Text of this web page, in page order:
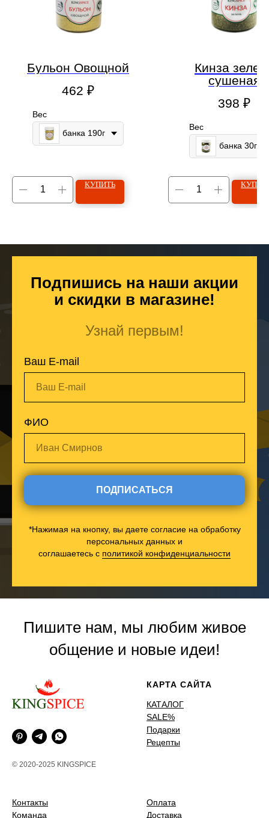
Бульон Овощной
462 ₽
Вес
банка 190г
КУПИТЬ
Кинза
сушеная
398 ₽
Вес
банка 30г
Подпишись на наши акции
и скидки в магазине!
Узнай первым!
Ваш E-mail
Ваш E-mail
ФИО
Иван Смирнов
ПОДПИСАТЬСЯ
*Нажимая на кнопку, вы даете согласие на обработку
персональных данных и
соглашаетесь c политикой конфиденциальности
Пишите нам, мы любим живое
общение и новые идеи!
© 2020-2025 KINGSPICE
КАРТА САЙТА
КАТАЛОГ
SALE%
Подарки
Рецепты
Контакты
Команда
Оплата
Доставка